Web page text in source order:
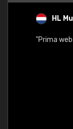
HL
"Prima